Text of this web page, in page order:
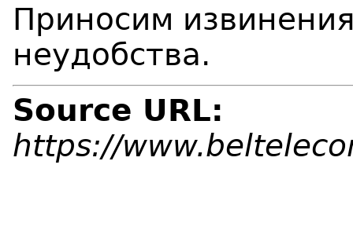
Приносим
неудобства.
Source URL:
https://